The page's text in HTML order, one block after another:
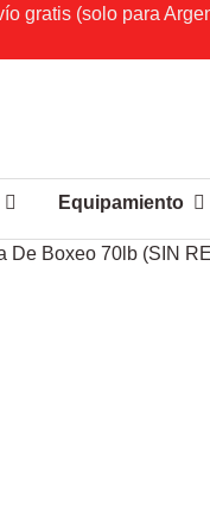
gratis (solo para
Equipamiento
De Boxeo 70lb (SIN